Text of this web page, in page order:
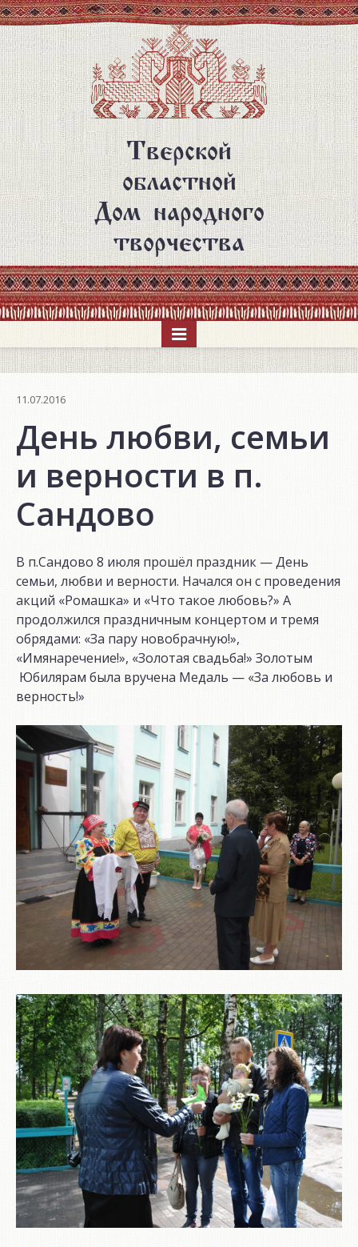
Перейти
к
основному
содержанию
Тверской
областной
Дом народного
творчества
11.07.2016
День любви, семьи
и верности в п.
Сандово
В п.Сандово 8 июля прошёл праздник — День
семьи, любви и верности. Начался он с проведения
акций «Ромашка» и «Что такое любовь?» А
продолжился праздничным концертом и тремя
обрядами: «За пару новобрачную!»,
«Имянаречение!», «Золотая свадьба!» Золотым
Юбилярам была вручена Медаль — «За любовь и
верность!»